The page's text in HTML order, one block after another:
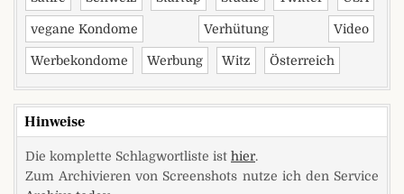
vegane Kondome Verhütung Video
Werbekondome Werbung Witz Österreich
Hinweise
Die komplette Schlagwortliste ist hier.
Zum Archivieren von Screenshots nutze ich den Service